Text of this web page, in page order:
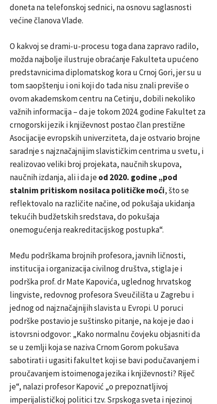
doneta na telefonskoj sednici, na osnovu saglasnosti
većine članova Vlade.
O kakvoj se drami-u-procesu toga dana zapravo radilo,
možda najbolje ilustruje obraćanje Fakulteta upućeno
predstavnicima diplomatskog kora u Crnoj Gori, jer su u
tom saopštenju i oni koji do tada nisu znali previše o
ovom akademskom centru na Cetinju, dobili nekoliko
važnih informacija – da je tokom 2024. godine Fakultet za
crnogorski jezik i književnost postao član prestižne
Asocijacije evropskih univerziteta, da je ostvario brojne
saradnje s najznačajnijim slavističkim centrima u svetu, i
realizovao veliki broj projekata, naučnih skupova,
naučnih izdanja, ali i da jeod 2020. godine „pod
stalnim pritiskom nosilaca političke moći, što se
reflektovalo na različite načine, od pokušaja ukidanja
tekućih budžetskih sredstava, do pokušaja
onemogućenja reakreditacijskog postupka“.
Među podrškama brojnih profesora, javnih ličnosti,
institucija i organizacija civilnog društva, stigla je i
podrška prof. dr Mate Kapovića, uglednog hrvatskog
lingviste, redovnog profesora Sveučilišta u Zagrebu i
jednog od najznačajnijih slavista u Evropi. U poruci
podrške postavio je suštinsko pitanje, na koje je dao i
istovrsni odgovor: „Kako normalnu čovjeku objasniti da
se u zemlji koja se naziva Crnom Gorom pokušava
sabotirati i ugasiti fakultet koji se bavi podučavanjem i
proučavanjem istoimenoga jezika i književnosti? Riječ
je“, nalazi profesor Kapović „o prepoznatljivoj
imperijalističkoj politici tzv. Srpskoga sveta i njezinoj